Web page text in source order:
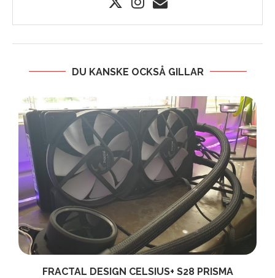
DU KANSKE OCKSÅ GILLAR
FRACTAL DESIGN CELSIUS+ S28 PRISMA